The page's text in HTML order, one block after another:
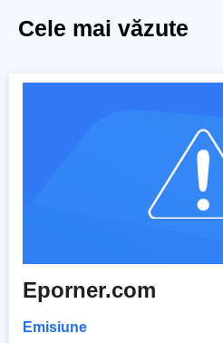
Cele mai văzute
Eporner.com
Emisiune